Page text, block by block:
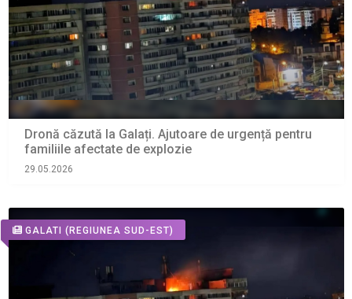
Dronă căzută la Galați. Ajutoare de urgență pentru
familiile afectate de explozie
29.05.2026
GALATI (REGIUNEA SUD-EST)